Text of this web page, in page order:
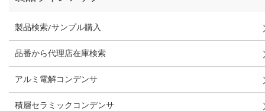
製品検索/サンプル購入
品番から代理店在庫検索
アルミ電解コンデンサ
積層セラミックコンデンサ